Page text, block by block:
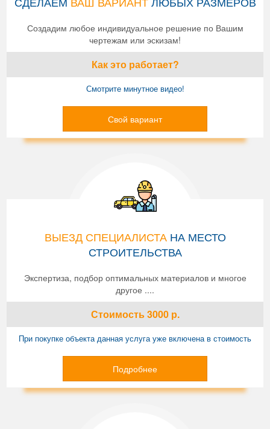
Создадим любое индивидуальное решение по Вашим
чертежам или эскизам!
Как это работает?
Смотрите минутное видео!
Свой вариант
ВЫЕЗД СПЕЦИАЛИСТАНА МЕСТО
СТРОИТЕЛЬСТВА
Экспертиза, подбор оптимальных материалов и многое
другое ....
Стоимость3000р.
При покупке объекта данная услуга уже включена в стоимость
Подробнее